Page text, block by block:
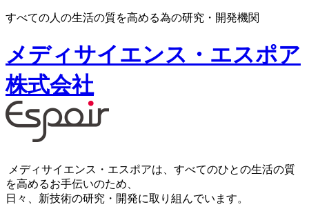
すべての人の生活の質を高める為の研究・開発機関
メディサイエンス・エスポア
株式会社
メディサイエンス・エスポアは、すべてのひとの生活の質
を高めるお手伝いのため、
日々、新技術の研究・開発に取り組んでいます。